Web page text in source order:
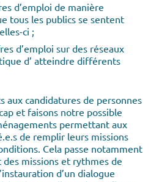
d’emploi de manière
tous les publics se sentent
ci ;
d’emploi sur des réseaux
d’ atteindre différents
aux candidatures de personnes
et faisons notre possible
permettant aux
de remplir leurs missions
Cela passe notamment
missions et rythmes de
d’un dialogue